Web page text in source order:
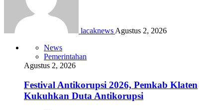
lacaknews Agustus 2, 2026
News
Pemerintahan
Agustus 2, 2026
Festival Antikorupsi 2026, Pemkab Klaten
Kukuhkan Duta Antikorupsi